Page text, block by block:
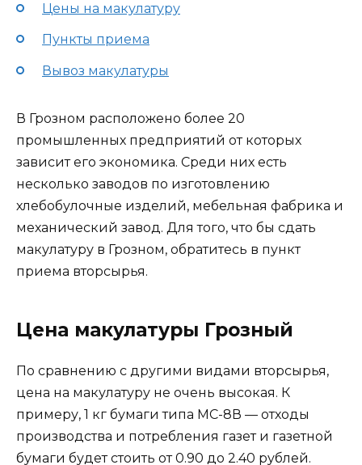
Цены на макулатуру
Пункты приема
Вывоз макулатуры
В Грозном расположено более 20
промышленных предприятий от которых
зависит его экономика. Среди них есть
несколько заводов по изготовлению
хлебобулочные изделий, мебельная фабрика и
механический завод. Для того, что бы сдать
макулатуру в Грозном, обратитесь в пункт
приема вторсырья.
Цена макулатуры Грозный
По сравнению с другими видами вторсырья,
цена на макулатуру не очень высокая. К
примеру, 1 кг бумаги типа МС-8В — отходы
производства и потребления газет и газетной
бумаги будет стоить от 0.90 до 2.40 рублей.